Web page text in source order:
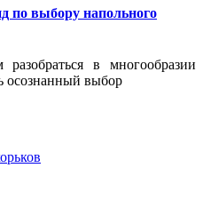
по выбору напольного
в многообразии
осознанный выбор